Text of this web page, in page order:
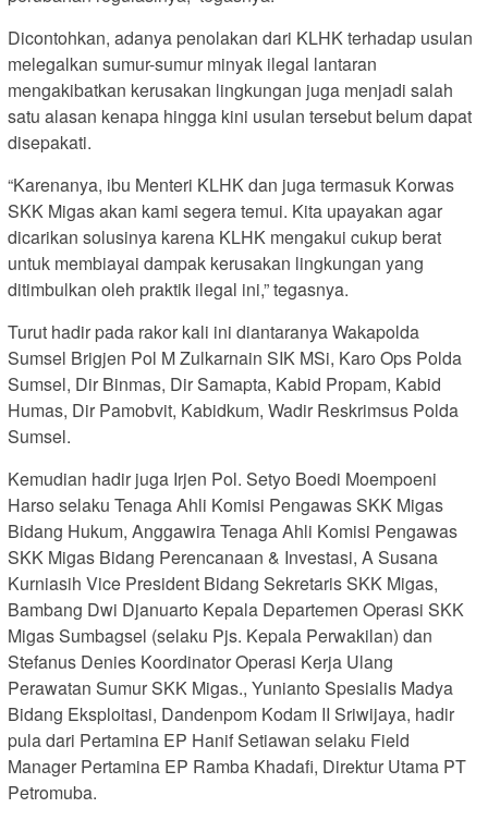
Dicontohkan, adanya penolakan dari KLHK terhadap usulan
melegalkan sumur-sumur minyak ilegal lantaran
mengakibatkan kerusakan lingkungan juga menjadi salah
satu alasan kenapa hingga kini usulan tersebut belum dapat
disepakati.
“Karenanya, ibu Menteri KLHK dan juga termasuk Korwas
SKK Migas akan kami segera temui. Kita upayakan agar
dicarikan solusinya karena KLHK mengakui cukup berat
untuk membiayai dampak kerusakan lingkungan yang
ditimbulkan oleh praktik ilegal ini,” tegasnya.
Turut hadir pada rakor kali ini diantaranya Wakapolda
Sumsel Brigjen Pol M Zulkarnain SIK MSi, Karo Ops Polda
Sumsel, Dir Binmas, Dir Samapta, Kabid Propam, Kabid
Humas, Dir Pamobvit, Kabidkum, Wadir Reskrimsus Polda
Sumsel.
Kemudian hadir juga Irjen Pol. Setyo Boedi Moempoeni
Harso selaku Tenaga Ahli Komisi Pengawas SKK Migas
Bidang Hukum, Anggawira Tenaga Ahli Komisi Pengawas
SKK Migas Bidang Perencanaan & Investasi, A Susana
Kurniasih Vice President Bidang Sekretaris SKK Migas,
Bambang Dwi Djanuarto Kepala Departemen Operasi SKK
Migas Sumbagsel (selaku Pjs. Kepala Perwakilan) dan
Stefanus Denies Koordinator Operasi Kerja Ulang
Perawatan Sumur SKK Migas., Yunianto Spesialis Madya
Bidang Eksploitasi, Dandenpom Kodam II Sriwijaya, hadir
pula dari Pertamina EP Hanif Setiawan selaku Field
Manager Pertamina EP Ramba Khadafi, Direktur Utama PT
Petromuba.